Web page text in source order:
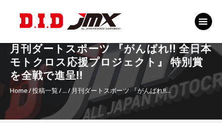
月刊ダートスポーツ 『がんばれ!! 全日本
モトクロス応援プロジェクト』 特別賞
を全戦で進呈!!
Home 投稿一覧 ... 月刊ダートスポーツ 『がんばれ!!...
TOP
RANKING 2026
RIDERS 2026
SPONSORS
TICKET